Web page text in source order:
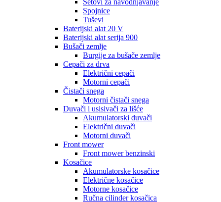
Setovi za navodnjavanje
Spojnice
Tuševi
Baterijski alat 20 V
Baterijski alat serija 900
Bušači zemlje
Burgije za bušače zemlje
Cepači za drva
Električni cepači
Motorni cepači
Čistači snega
Motorni čistači snega
Duvači i usisivači za lišće
Akumulatorski duvači
Električni duvači
Motorni duvači
Front mower
Front mower benzinski
Kosačice
Akumulatorske kosačice
Električne kosačice
Motorne kosačice
Ručna cilinder kosačica